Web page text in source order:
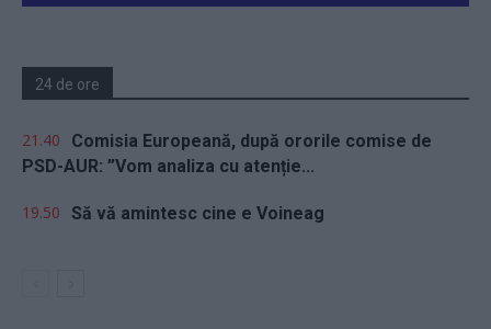
24 de ore
21.40
Comisia Europeană, după ororile comise de
PSD-AUR: ”Vom analiza cu atenție...
19.50 Să vă amintesc cine e Voineag